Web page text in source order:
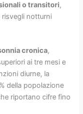
o transitori,
notturni
cronica,
ai tre mesi e
diurne, la
della popolazione
riportano cifre fino